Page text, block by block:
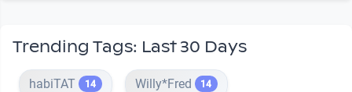
Trending Tags: Last 30 Days
habiTAT 14 Willy*Fred 14